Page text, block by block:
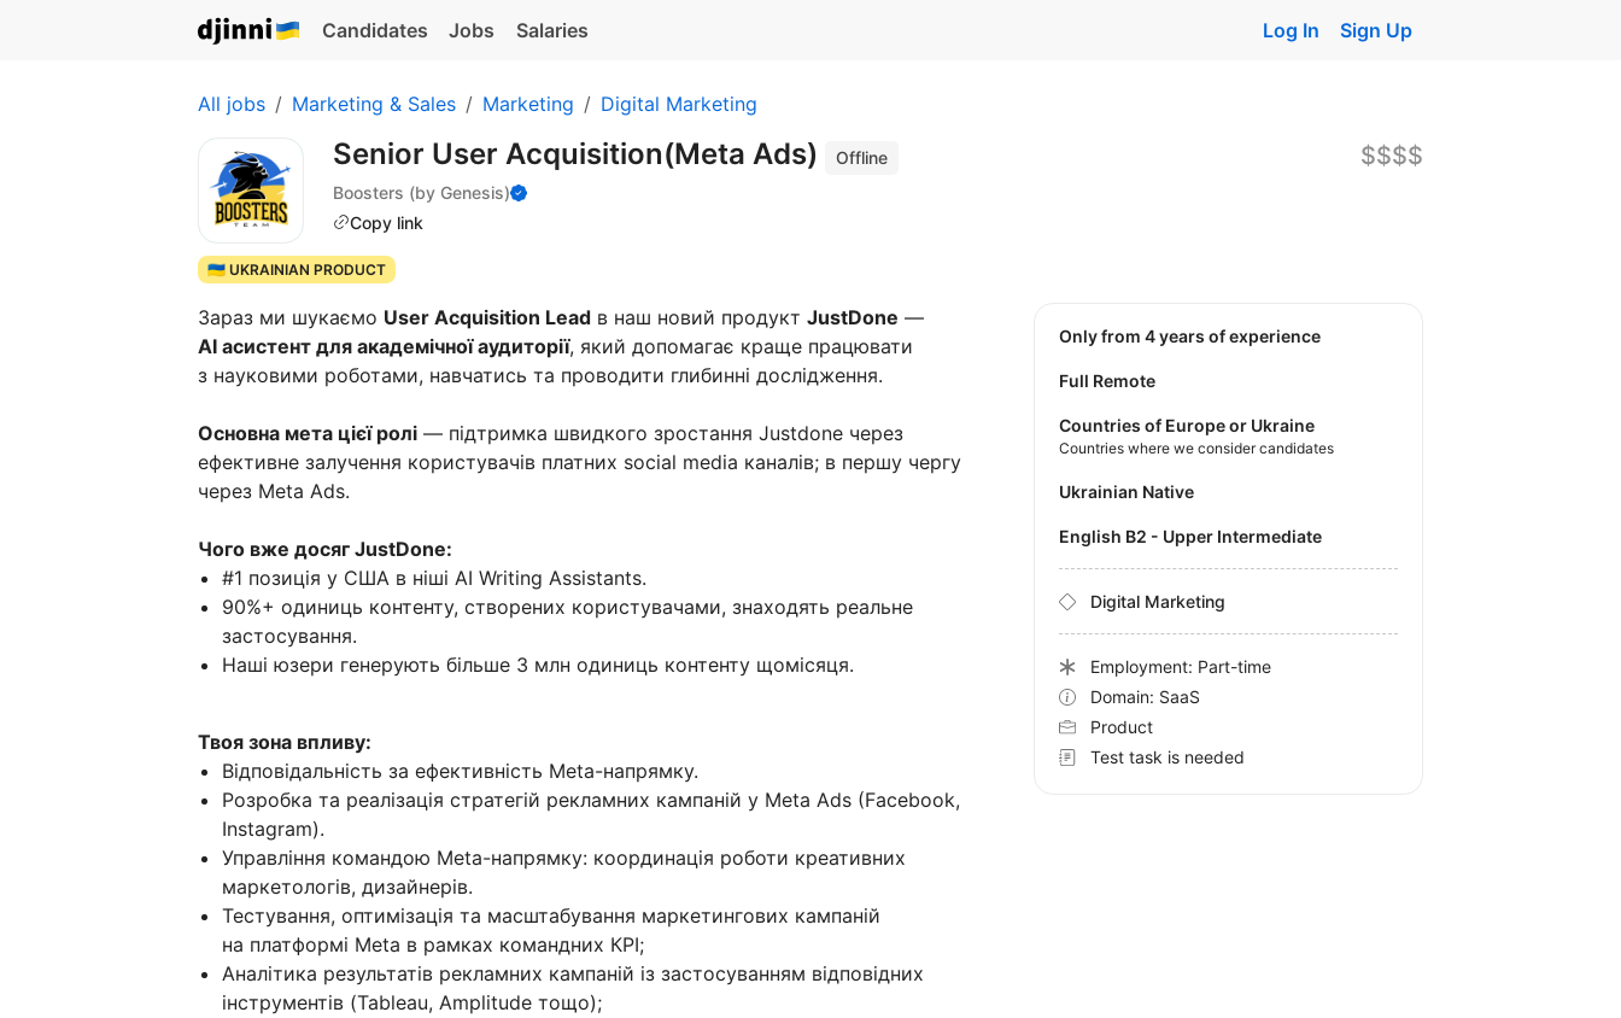
Candidates Jobs Salaries Log In Sign Up
All jobs Marketing & Sales Marketing Digital Marketing
Senior User Acquisition(Meta Ads)
Offline
Boosters (by Genesis)
Copy link
$$$$
🇺🇦 UKRAINIAN PRODUCT
Зараз ми шукаємо User Acquisition Lead в наш новий продукт JustDone —
AI асистент для академічної аудиторії, який допомагає краще працювати
з науковими роботами, навчатись та проводити глибинні дослідження.
Основна мета цієї ролі — підтримка швидкого зростання Justdone через
ефективне залучення користувачів платних social media каналів; в першу чергу
через Meta Ads.
Чого вже досяг JustDone:
#1 позиція у США в ніші AI Writing Assistants.
90%+ одиниць контенту, створених користувачами, знаходять реальне
застосування.
Наші юзери генерують більше 3 млн одиниць контенту щомісяця.
Твоя зона впливу:
Відповідальність за ефективність Meta-напрямку.
Розробка та реалізація стратегій рекламних кампаній у Meta Ads (Facebook,
Instagram).
Управління командою Meta-напрямку: координація роботи креативних
маркетологів, дизайнерів.
Тестування, оптимізація та масштабування маркетингових кампаній
на платформі Meta в рамках командних КРІ;
Аналітика результатів рекламних кампаній із застосуванням відповідних
інструментів (Tableau, Amplitude тощо);
Only from 4 years of experience
Full Remote
Countries of Europe or Ukraine
Countries where we consider candidates
Ukrainian Native
English B2 - Upper Intermediate
Digital Marketing
Employment: Part-time
Domain: SaaS
Product
Test task is needed